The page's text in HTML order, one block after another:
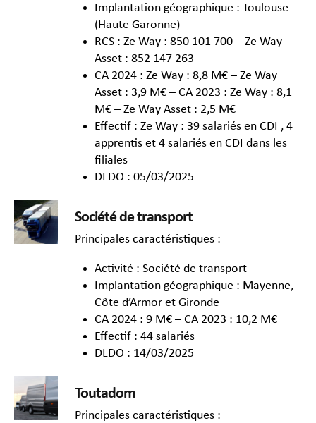
Implantation géographique : Toulouse
(Haute Garonne)
RCS : Ze Way : 850 101 700 – Ze Way
Asset : 852 147 263
CA 2024 : Ze Way : 8,8 M€ – Ze Way
Asset : 3,9 M€ – CA 2023 : Ze Way : 8,1
M€ – Ze Way Asset : 2,5 M€
Effectif : Ze Way : 39 salariés en CDI , 4
apprentis et 4 salariés en CDI dans les
filiales
DLDO : 05/03/2025
Société de transport
Principales caractéristiques :
Activité : Société de transport
Implantation géographique : Mayenne,
Côte d’Armor et Gironde
CA 2024 : 9 M€ – CA 2023 : 10,2 M€
Effectif : 44 salariés
DLDO : 14/03/2025
Toutadom
Principales caractéristiques :